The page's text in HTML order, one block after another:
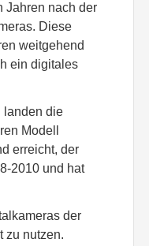
Jahren nach der
Diese
weitgehend
ein digitales
landen die
Modell
erreicht, der
2010 und hat
der
zu nutzen.